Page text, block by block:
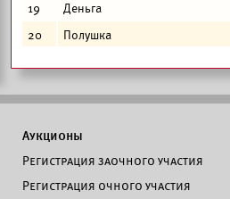
19
Деньга
20 Полушка
Аукционы
Регистрация заочного участия
Регистрация очного участия